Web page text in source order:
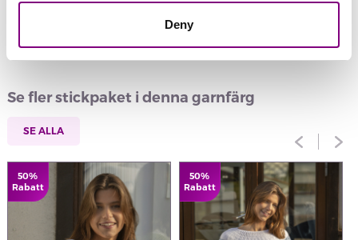
Deny
Se fler stickpaket i denna garnfärg
SE ALLA
50%
Rabatt
50%
Rabatt